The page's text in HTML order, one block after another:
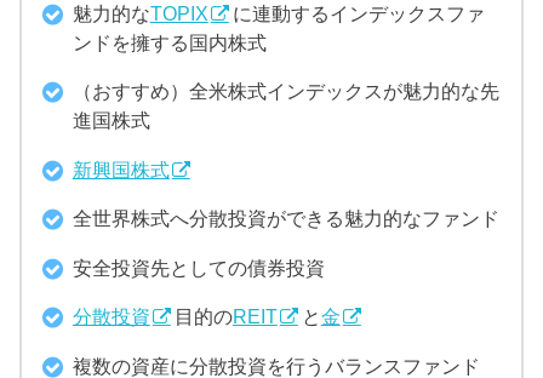
魅力的なTOPIX
に連動するインデックスファ
ンドを擁する国内株式
（おすすめ）全米株式インデックスが魅力的な先
進国株式
新興国株式
全世界株式へ分散投資ができる魅力的なファンド
安全投資先としての債券投資
分散投資 目的のREIT と金
複数の資産に分散投資を行うバランスファンド